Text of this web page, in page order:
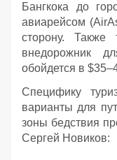
Бангкока до
авиарейсом
сторону. Также
внедорожник
обойдется в
Специфику
варианты для
зоны бедствия
Сергей Новиков: